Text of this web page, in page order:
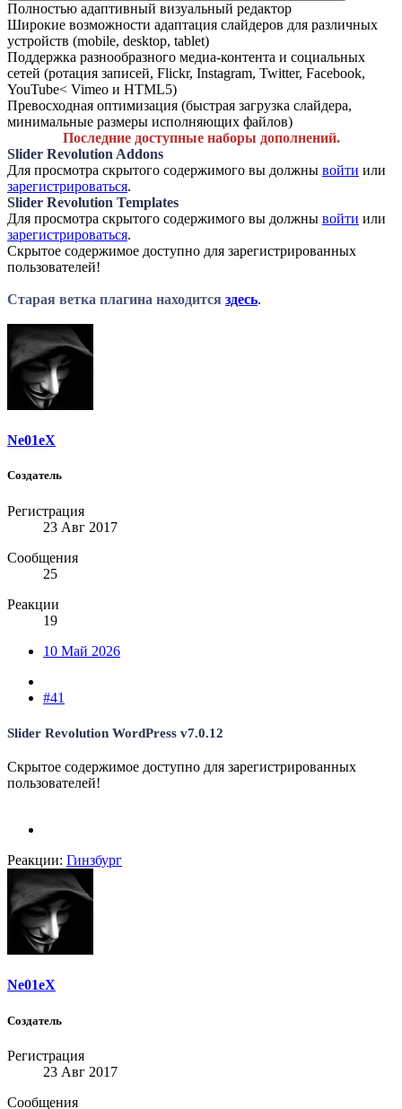
Полностью адаптивный визуальный редактор
Широкие возможности адаптация слайдеров для различных
устройств (mobile, desktop, tablet)
Поддержка разнообразного медиа-контента и социальных
сетей (ротация записей, Flickr, Instagram, Twitter, Facebook,
YouTube< Vimeo и HTML5)
Превосходная оптимизация (быстрая загрузка слайдера,
минимальные размеры исполняющих файлов)
Последние доступные наборы дополнений.
Slider Revolution Addons
Для просмотра скрытого содержимого вы должны войти или
зарегистрироваться.
Slider Revolution Templates
Для просмотра скрытого содержимого вы должны войти или
зарегистрироваться.
Скрытое содержимое доступно для зарегистрированных
пользователей!
Старая ветка плагина находится здесь.
Ne01eX
Создатель
Регистрация
23 Авг 2017
Сообщения
25
Реакции
19
10 Май 2026
#41
Slider Revolution WordPress v7.0.12
Скрытое содержимое доступно для зарегистрированных
пользователей!
Реакции: Гинзбург
Ne01eX
Создатель
Регистрация
23 Авг 2017
Сообщения